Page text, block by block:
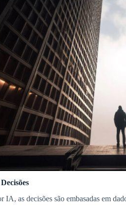
IA, as decisões são embasadas em